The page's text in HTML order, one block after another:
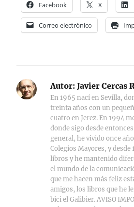
Facebook X
Correo electrónico
Autor: Javier Cercas
En 1965 nací en Sevilla,
treinta años con un
cuatro en Jerez. En 1994
donde sigo desde
general, he vivido once
Colegios Mayores, y
libros y he mantenido
el mundo de la
que me hacen más feliz
amigos, los libros que he
bici el Galibier. AVISO